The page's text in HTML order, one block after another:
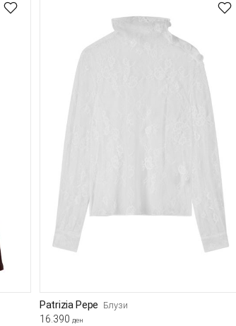
Patrizia Pepe Блузи
16.390 ден